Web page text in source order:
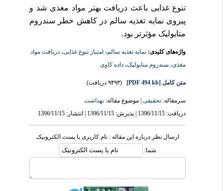
تنوع غذایی باعث دریافت بهتر مواد مغذی شد و
پیروی نمایه تغذیه سالم در کاهش خطر سندروم
متابولیک مؤثرتر بود.
واژه‌های کلیدی:نمایه تغذیه سالم،امتیاز تنوع غذایی، دریافت مواد
مغذی،سندروم متابولیک،داده کاوی
متن کامل[PDF 494 kb] (۹۴۹۳ دریافت)
سرمقاله:تحقیقی| موضوع مقاله:بهداشت
دریافت: 1396/11/15 | پذیرش: 1396/11/15 | انتشار: 1396/11/15
ارسال نظر درباره این مقاله : نام کاربری یا پست الکترونیک
شما: